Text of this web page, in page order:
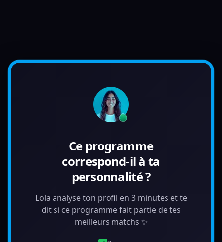
Ce programme
correspond-il à ta
personnalité ?
Lola analyse ton profil en 3 minutes et te
dit si ce programme fait partie de tes
meilleurs matchs ✨